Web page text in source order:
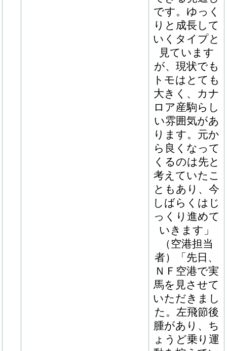
慣れが出てき
ているのは何
よりで、この
っていきたく
思います。背
中の良さに加
え、脚捌きは
実に素軽く、
芝の中距離前
後で真価を発
揮してくれそ
の移動を目指
して、今後も
メニューを継
続していくつ
者）「今回追
加募集馬の預
ザンファーム
た。脚が長く
すらりとした
で、触った感
じも筋肉の質
対しての反応